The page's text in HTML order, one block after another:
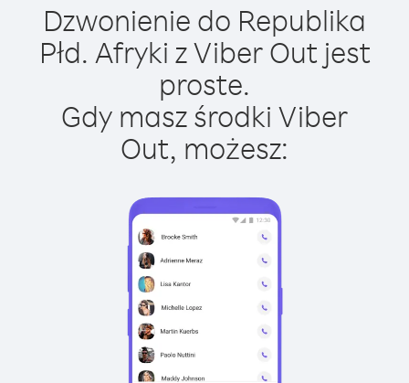
Dzwonienie do Republika
Płd. Afryki z Viber Out jest
proste.
Gdy masz środki Viber
Out, możesz: